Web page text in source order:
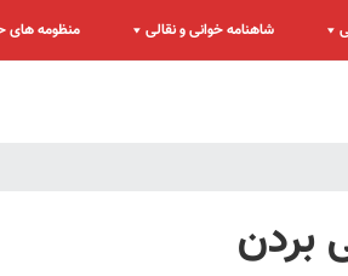
شاهنامه خوانی و نقالی منظومه های
بردن